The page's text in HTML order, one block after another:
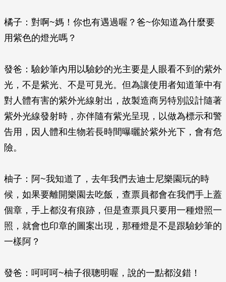
橘子：對啊~媽！你也有遇過喔？爸~你知道為什麼要
用紫色的燈光嗎？
發爸：驗鈔筆內用以驗鈔的光主要是人眼看不到的紫外
光，不是紫光、不是可見光。但為讓使用者知道筆中有
對人體有害的紫外光線射出，故製造商另特別設計隨著
紫外光線發射時，亦伴隨有紫光呈現，以做為標示和警
告用，因人體和生物若長時間曝曬於紫外光下，會有危
險。
柚子：阿~我知道了，去年我們去迪士尼樂園玩的時
候，如果要離開樂園去吃飯，查票員都會在我們手上蓋
個章，手上都沒有痕跡，但是查票員只要用一種燈照一
照，就會也印章的圖案出現，那種燈是不是跟驗鈔筆的
一樣阿？
發爸：呵呵呵~柚子很聰明喔，說的一點都沒錯！